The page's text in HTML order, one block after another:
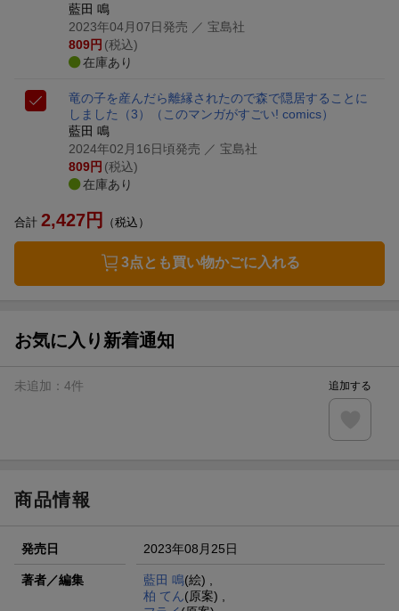
藍田 鳴
2023年04月07日発売 ／ 宝島社
809円 (税込)
在庫あり
竜の子を産んだら離縁されたので森で隠居することに
しました（3）
（このマンガがすごい! comics）
藍田 鳴
2024年02月16日頃発売 ／ 宝島社
809円 (税込)
在庫あり
合計 2,427円 （税込）
3点とも買い物かごに入れる
お気に入り新着通知
未追加： 4件 追加する
商品情報
発売日 2023年08月25日
著者／編集 藍田 鳴(絵) ,
柏 てん(原案) ,